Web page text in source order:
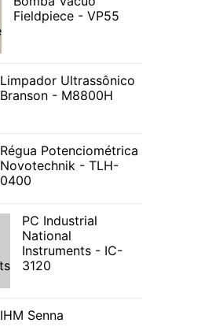
Fieldpiece - VP55
Limpador Ultrassônico
Branson - M8800H
Régua Potenciométrica
Novotechnik - TLH-
0400
PC Industrial
National
Instruments - IC-
3120
IHM Senna